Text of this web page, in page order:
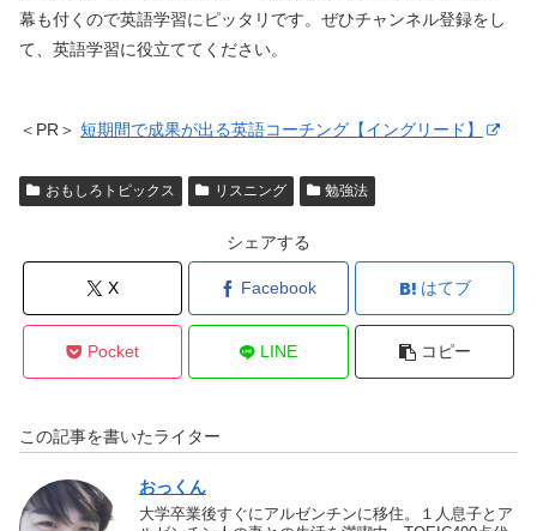
幕も付くので英語学習にピッタリです。ぜひチャンネル登録をし
て、英語学習に役立ててください。
＜PR＞ 短期間で成果が出る英語コーチング【イングリード】
おもしろトピックス リスニング 勉強法
シェアする
X Facebook はてブ
Pocket LINE コピー
この記事を書いたライター
おっくん
大学卒業後すぐにアルゼンチンに移住。１人息子とア